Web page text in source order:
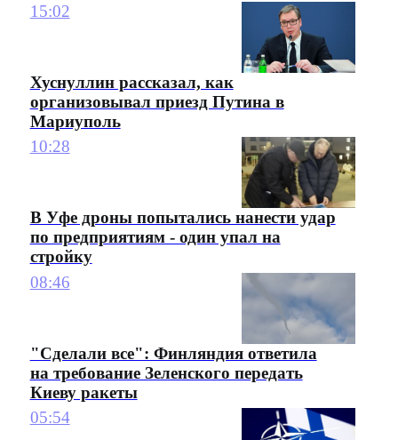
15:02
Хуснуллин рассказал, как
организовывал приезд Путина в
Мариуполь
10:28
В Уфе дроны попытались нанести удар
по предприятиям - один упал на
стройку
08:46
"Сделали все": Финляндия ответила
на требование Зеленского передать
Киеву ракеты
05:54